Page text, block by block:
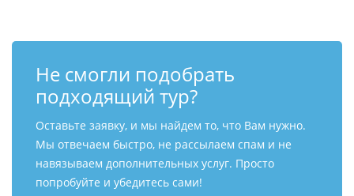
Не смогли подобрать
подходящий тур?
Оставьте заявку, и мы найдем то, что Вам нужно.
Мы отвечаем быстро, не рассылаем спам и не
навязываем дополнительных услуг. Просто
попробуйте и убедитесь сами!